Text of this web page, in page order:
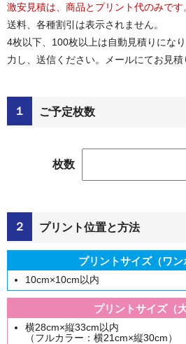
激安見積は、商品とプリント代のみです
送料、各種割引は表示されません。
4枚以下、100枚以上は自動見積りにな
力し、送信ください。メールにてお見積
１ ご予定枚数
枚数
２ プリント位置と方法
プリントサイズ（ワン
10cm×10cm以内
プリントサイズ（
横28cm×縦33cm以内
（フルカラー：横21cm×縦30cm）